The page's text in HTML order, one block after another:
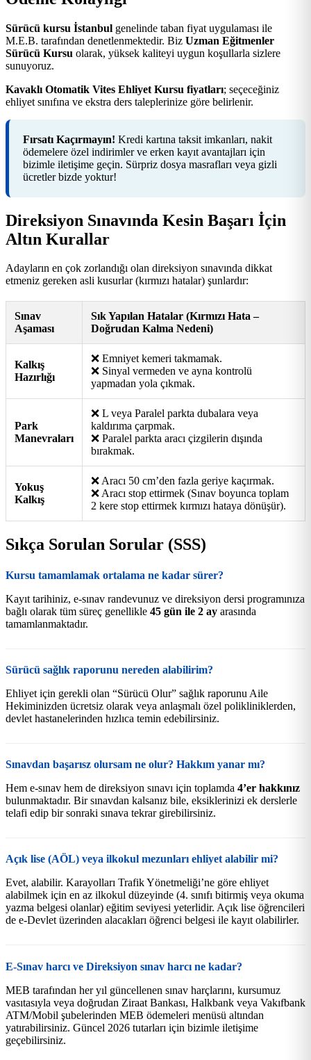
Sürücü kursu İstanbul genelinde taban fiyat uygulaması ile
M.E.B. tarafından denetlenmektedir. Biz Uzman Eğitmenler
Sürücü Kursu olarak, yüksek kaliteyi uygun koşullarla sizlere
sunuyoruz.
Kavaklı Otomatik Vites Ehliyet Kursu fiyatları; seçeceğiniz
ehliyet sınıfına ve ekstra ders taleplerinize göre belirlenir.
Fırsatı Kaçırmayın! Kredi kartına taksit imkanları, nakit
ödemelere özel indirimler ve erken kayıt avantajları için
bizimle iletişime geçin. Sürpriz dosya masrafları veya gizli
ücretler bizde yoktur!
Direksiyon Sınavında Kesin Başarı İçin
Altın Kurallar
Adayların en çok zorlandığı olan direksiyon sınavında dikkat
etmeniz gereken asli kusurlar (kırmızı hatalar) şunlardır:
Sınav
Aşaması
Sık Yapılan Hatalar (Kırmızı Hata –
Doğrudan Kalma Nedeni)
Kalkış
Hazırlığı
❌ Emniyet kemeri takmamak.
❌ Sinyal vermeden ve ayna kontrolü
yapmadan yola çıkmak.
Park
Manevraları
❌ L veya Paralel parkta dubalara veya
kaldırıma çarpmak.
❌ Paralel parkta aracı çizgilerin dışında
bırakmak.
Yokuş
Kalkış
❌ Aracı 50 cm’den fazla geriye kaçırmak.
❌ Aracı stop ettirmek (Sınav boyunca toplam
2 kere stop ettirmek kırmızı hataya dönüşür).
Sıkça Sorulan Sorular (SSS)
Kursu tamamlamak ortalama ne kadar sürer?
Kayıt tarihiniz, e-sınav randevunuz ve direksiyon dersi programınıza
bağlı olarak tüm süreç genellikle 45 gün ile 2 ay arasında
tamamlanmaktadır.
Sürücü sağlık raporunu nereden alabilirim?
Ehliyet için gerekli olan “Sürücü Olur” sağlık raporunu Aile
Hekiminizden ücretsiz olarak veya anlaşmalı özel polikliniklerden,
devlet hastanelerinden hızlıca temin edebilirsiniz.
Sınavdan başarısz olursam ne olur? Hakkım yanar mı?
Hem e-sınav hem de direksiyon sınavı için toplamda 4’er hakkınız
bulunmaktadır. Bir sınavdan kalsanız bile, eksiklerinizi ek derslerle
telafi edip bir sonraki sınava tekrar girebilirsiniz.
Açık lise (AÖL) veya ilkokul mezunları ehliyet alabilir mi?
Evet, alabilir. Karayolları Trafik Yönetmeliği’ne göre ehliyet
alabilmek için en az ilkokul düzeyinde (4. sınıfı bitirmiş veya okuma
yazma belgesi olanlar) eğitim seviyesi yeterlidir. Açık lise öğrencileri
de e-Devlet üzerinden alacakları öğrenci belgesi ile kayıt olabilirler.
E-Sınav harcı ve Direksiyon sınav harcı ne kadar?
MEB tarafından her yıl güncellenen sınav harçlarını, kursumuz
vasıtasıyla veya doğrudan Ziraat Bankası, Halkbank veya Vakıfbank
ATM/Mobil şubelerinden MEB ödemeleri menüsü altından
yatırabilirsiniz. Güncel 2026 tutarları için bizimle iletişime
geçebilirsiniz.